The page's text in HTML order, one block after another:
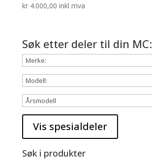
kr4.000,00 inkl mva
Søk etter deler til din MC:
Søk i produkter